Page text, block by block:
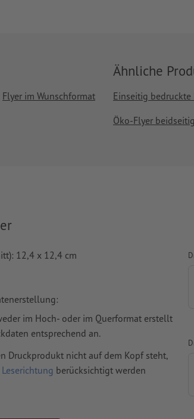
Flyer im Wunschformat
Ähnliche
Einseitig bedruckte
Öko-Flyer
12,4 x 12,4 cm
im Hoch- oder im Querformat erstellt
entsprechend an.
Druckprodukt nicht auf dem Kopf steht,
Leserichtung berücksichtigt werden